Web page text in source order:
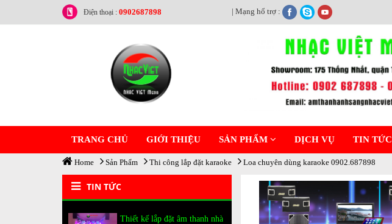
Điện thoại : 0902687898 | Mạng hổ trợ :
TRANG CHỦ GIỚI THIỆU SẢN PHẨM DỊCH VỤ TIN TỨC
Home Sản Phẩm Thi công lắp đặt karaoke Loa chuyên dùng karaoke 0902.687898
TIN TỨC
Thiết kế lắp đặt âm thanh nhà